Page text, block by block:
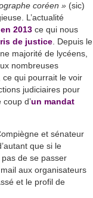
coréen » (sic)
L’actualité
2013 ce qui nous
de justice. Depuis le
majorité de lycéens,
nombreuses
ce qui pourrait le voir
judiciaires pour
d’un mandat
et sénateur
que si le
de se passer
aux organisateurs
et le profil de